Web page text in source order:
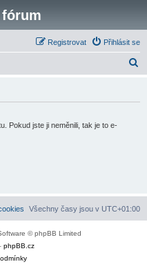
Přihlásit se
Registrovat
Pokud jste ji neměnili, tak je to e-
Všechny časy jsou v UTC+01:00
© phpBB Limited
phpBB.cz